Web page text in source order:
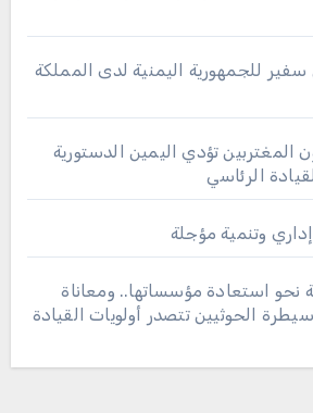
للجمهورية اليمنية لدى المملكة
المغتربين تؤدي اليمين الدستورية
الرئاسي
وتنمية مؤجلة
نحو استعادة مؤسساتها.. ومعاناة
الحوثيين تتصدر أولويات القيادة